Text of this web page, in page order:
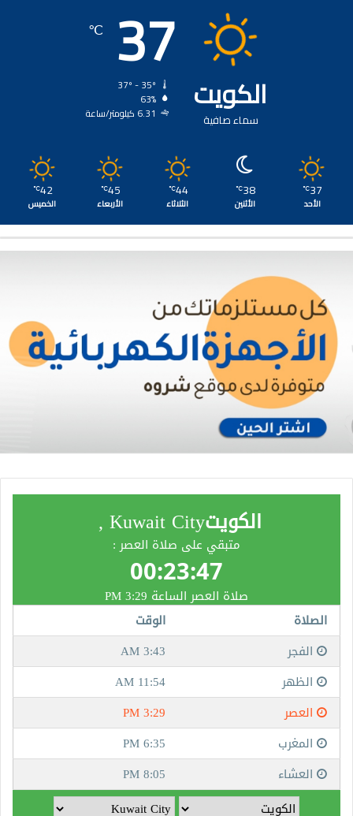
الكويت
سماء صافية
37
℃
63%
6.31 كيلومتر/ساعة
37
℃
الأحد
38
℃
الأثنين
44
℃
الثلاثاء
45
℃
الأربعاء
42
℃
الخميس